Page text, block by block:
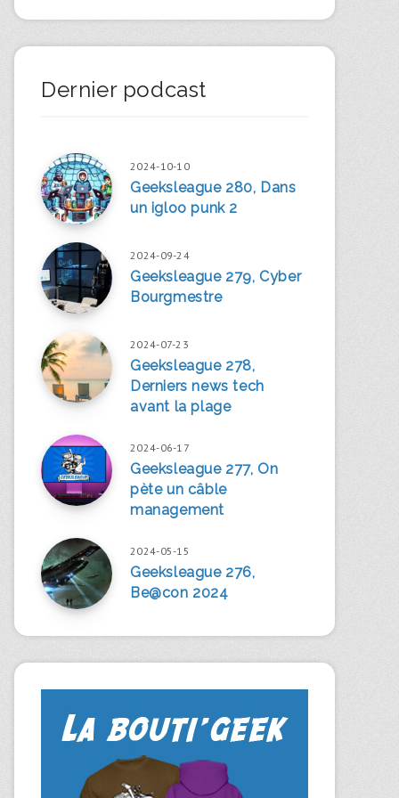
Dernier podcast
2024-10-10
Geeksleague 280, Dans
un igloo punk 2
2024-09-24
Geeksleague 279, Cyber
Bourgmestre
2024-07-23
Geeksleague 278,
Derniers news tech
avant la plage
2024-06-17
Geeksleague 277, On
pète un câble
management
2024-05-15
Geeksleague 276,
Be@con 2024